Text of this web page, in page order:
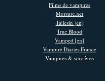
Films de vampires
Morsure.net
Taliesin [en]
True Blood
Vamped [en]
Vampire Diaries France
Vampires & sorcières